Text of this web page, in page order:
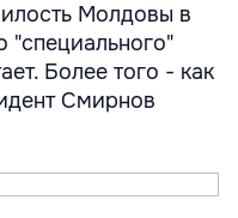
Молдовы в
"специального"
Более того - как
Смирнов